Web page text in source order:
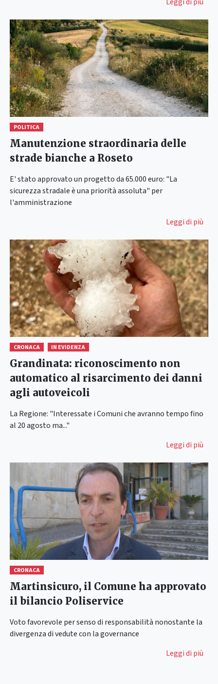
POLITICA
Manutenzione straordinaria delle
strade bianche a Roseto
E' stato approvato un progetto da 65.000 euro: "La
sicurezza stradale è una priorità assoluta" per
l'amministrazione
Leggi di più
CRONACA IN EVIDENZA
Grandinata: riconoscimento non
automatico al risarcimento dei danni
agli autoveicoli
La Regione: "Interessate i Comuni che avranno tempo fino
al 20 agosto ma..."
Leggi di più
CRONACA
Martinsicuro, il Comune ha approvato
il bilancio Poliservice
Voto favorevole per senso di responsabilità nonostante la
divergenza di vedute con la governance
Leggi di più